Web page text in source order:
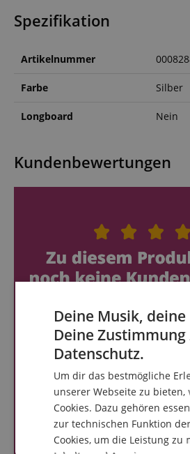
Spezifikation
Artikelnummer
Farbe Silber
Longboard Nein
Kundenbewertungen
Deine Musik, deine
Deine Zustimmung
Datenschutz.
Um dir das bestmögliche
unserer Webseite zu
Cookies. Dazu gehören
zur technischen Funktion
Cookies, um die Leistung zu